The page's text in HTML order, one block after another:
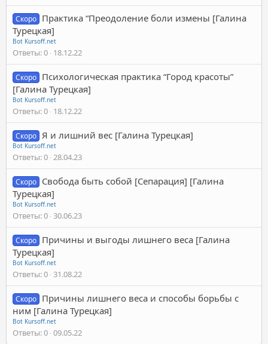
Скоро Практика “Преодоление боли измены [Галина
Турецкая]
Bot Kursoff.net
Ответы 0 18.12.22
Скоро Психологическая практика “Город красоты”
[Галина Турецкая]
Bot Kursoff.net
Ответы 0 18.12.22
Скоро Я и лишний вес [Галина Турецкая]
Bot Kursoff.net
Ответы 0 28.04.23
Скоро Свобода быть собой [Сепарация] [Галина
Турецкая]
Bot Kursoff.net
Ответы 0 30.06.23
Скоро Причины и выгоды лишнего веса [Галина
Турецкая]
Bot Kursoff.net
Ответы 0 31.08.22
Скоро Причины лишнего веса и способы борьбы с
ним [Галина Турецкая]
Bot Kursoff.net
Ответы 0 09.05.22